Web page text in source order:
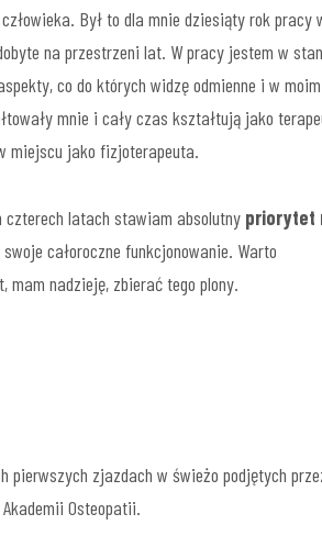
Był to dla mnie dziesiąty rok pracy
na przestrzeni lat. W pracy jestem w
co do których widzę odmienne i w moim
mnie i cały czas kształtują jako
miejscu jako fizjoterapeuta.
czterech latach stawiam absolutny priorytet
całoroczne funkcjonowanie. Warto
nadzieję, zbierać tego plony.
pierwszych zjazdach w świeżo podjętych
Osteopatii.